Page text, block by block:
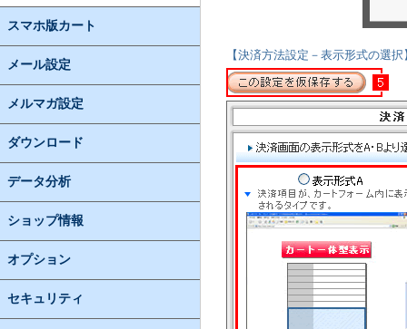
スマホ版カート
メール設定
メルマガ設定
ダウンロード
データ分析
ショップ情報
オプション
セキュリティ
【決済方法設定－表示形式の選択